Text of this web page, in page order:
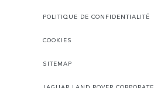
POLITIQUE DE CONFIDENTIALITÉ
COOKIES
SITEMAP